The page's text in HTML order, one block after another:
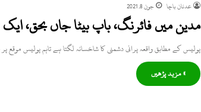
عدنان باچا جون 8, 2021
مدین میں فائرنگ، باپ بیٹا جاں بحق،
پولیس کے مطابق واقعہ پرانی دشمنی کا شاخسانہ لگتا ہے تاہم پولیس
» مزید پڑھیں